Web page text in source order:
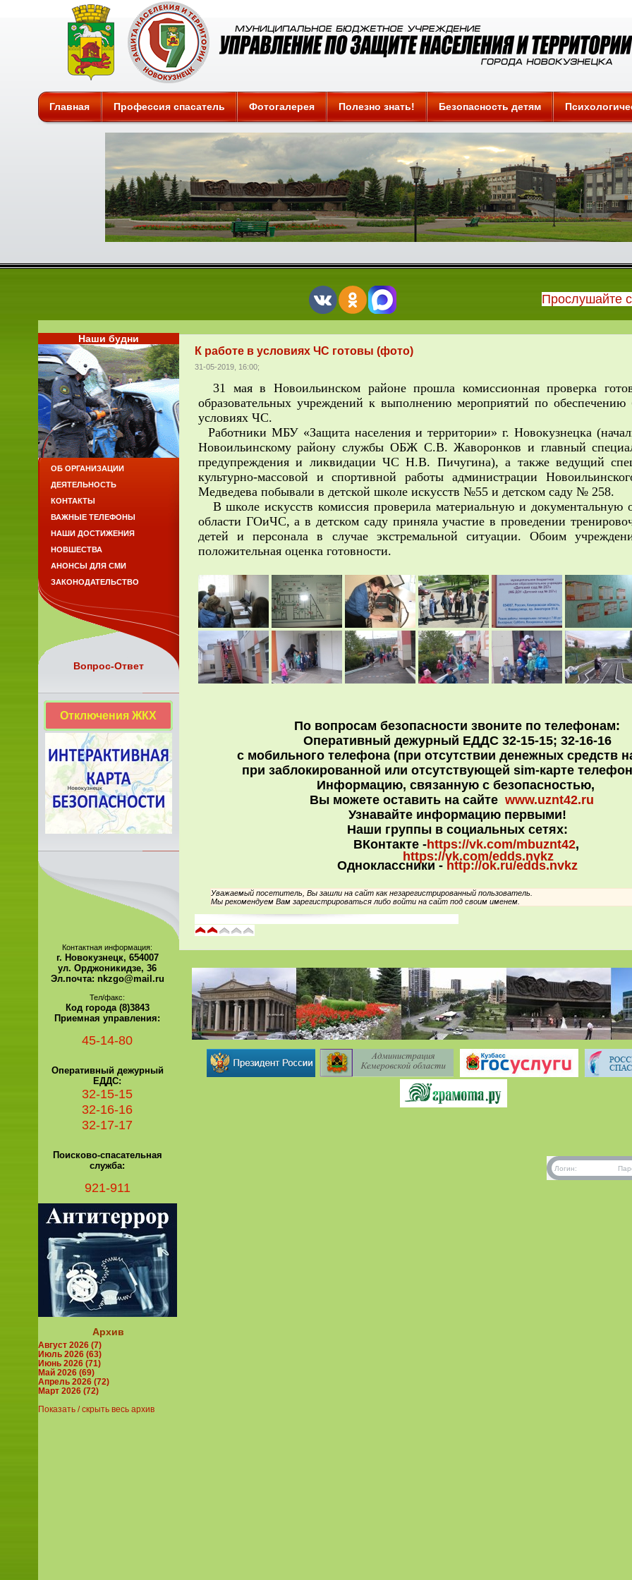
Защита
Главная Профессия спасатель Фотогалерея Полезно знать! Безопасность детям
Прослушайте
К работе в условиях ЧС готовы (фото)
31-05-2019, 16:00;
31 мая в Новоильинском районе прошла комиссионная проверка
образовательных учреждений к выполнению мероприятий по обеспечению
условиях ЧС.
Работники МБУ «Защита населения и территории» г. Новокузнецка
Новоильинскому району службы ОБЖ С.В. Жаворонков и главный
предупреждения и ликвидации ЧС Н.В. Пичугина), а также ведущий
культурно-массовой и спортивной работы администрации
Медведева побывали в детской школе искусств №55 и детском саду № 258.
В школе искусств комиссия проверила материальную и документальную
области ГОиЧС, а в детском саду приняла участие в проведении
детей и персонала в случае экстремальной ситуации. Обоим
положительная оценка готовности.
По вопросам безопасности звоните по телефонам:
Оперативный дежурный ЕДДС 32-15-15; 32-16-16
с мобильного телефона (при отсутствии денежных средств
при заблокированной или отсутствующей sim-карте
Информацию, связанную с безопасностью,
Вы можете оставить на сайтеwww.uznt42.ru
Узнавайте информацию первыми!
Наши группы в социальных сетях:
ВКонтакте -https://vk.com/mbuznt42,
https://vk.com/edds.nvkz
Одноклассники - http://ok.ru/edds.nvkz
Уважаемый посетитель, Вы зашли на сайт как незарегистрированный пользователь.
Мы рекомендуем Вам зарегистрироваться либо войти на сайт под своим именем.
Логин:
Наши будни
ОБ ОРГАНИЗАЦИИ
ДЕЯТЕЛЬНОСТЬ
КОНТАКТЫ
ВАЖНЫЕ ТЕЛЕФОНЫ
НАШИ ДОСТИЖЕНИЯ
НОВШЕСТВА
АНОНСЫ ДЛЯ СМИ
ЗАКОНОДАТЕЛЬСТВО
Вопрос-Ответ
Отключения ЖКХ
Контактная информация:
г. Новокузнецк, 654007
ул. Орджоникидзе, 36
Эл.почта: nkzgo@mail.ru
Тел/факс:
Код города (8)3843
Приемная управления:
45-14-80
Оперативный дежурный
ЕДДС:
32-15-15
32-16-16
32-17-17
Поисково-спасательная
служба:
921-911
Архив
Август 2026 (7)
Июль 2026 (63)
Июнь 2026 (71)
Май 2026 (69)
Апрель 2026 (72)
Март 2026 (72)
Показать / скрыть весь архив